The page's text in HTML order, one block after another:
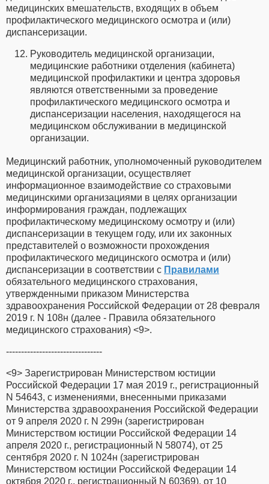
медицинских вмешательств, входящих в объем
профилактического медицинского осмотра и (или)
диспансеризации.
Руководитель медицинской организации,
медицинские работники отделения (кабинета)
медицинской профилактики и центра здоровья
являются ответственными за проведение
профилактического медицинского осмотра и
диспансеризации населения, находящегося на
медицинском обслуживании в медицинской
организации.
Медицинский работник, уполномоченный руководителем
медицинской организации, осуществляет
информационное взаимодействие со страховыми
медицинскими организациями в целях организации
информирования граждан, подлежащих
профилактическому медицинскому осмотру и (или)
диспансеризации в текущем году, или их законных
представителей о возможности прохождения
профилактического медицинского осмотра и (или)
диспансеризации в соответствии с Правилами
обязательного медицинского страхования,
утвержденными приказом Министерства
здравоохранения Российской Федерации от 28 февраля
2019 г. N 108н (далее - Правила обязательного
медицинского страхования) <9>.
--------------------------------
<9> Зарегистрирован Министерством юстиции
Российской Федерации 17 мая 2019 г., регистрационный
N 54643, с изменениями, внесенными приказами
Министерства здравоохранения Российской Федерации
от 9 апреля 2020 г. N 299н (зарегистрирован
Министерством юстиции Российской Федерации 14
апреля 2020 г., регистрационный N 58074), от 25
сентября 2020 г. N 1024н (зарегистрирован
Министерством юстиции Российской Федерации 14
октября 2020 г., регистрационный N 60369), от 10